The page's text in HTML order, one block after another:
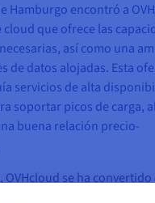
Hamburgo encontró a
que ofrece las
así como una
de datos alojadas. Esta
servicios de alta
soportar picos de carga,
buena relación precio-
se ha convertido